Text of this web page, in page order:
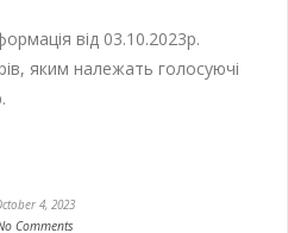
від 03.10.2023р.
яким належать голосуючі
4, 2023
Comments